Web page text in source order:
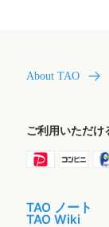
About TAO
ご利用いただけ
TAO ノート
TAO Wiki